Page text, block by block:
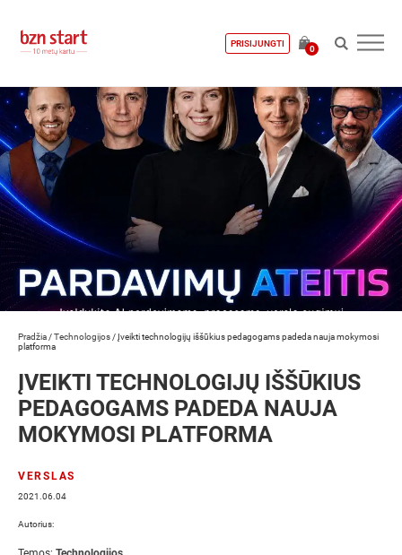
PRISIJUNGTI
0
Pradžia /Technologijos / Įveikti technologijų iššūkius pedagogams padeda nauja mokymosi
platforma
ĮVEIKTI TECHNOLOGIJŲ IŠŠŪKIUS
PEDAGOGAMS PADEDA NAUJA
MOKYMOSI PLATFORMA
VERSLAS
2021.06.04
Autorius: